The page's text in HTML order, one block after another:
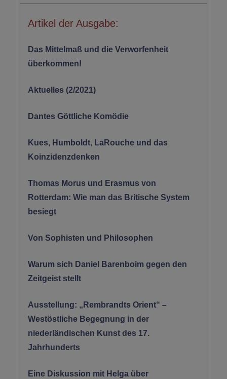
Artikel der Ausgabe:
Das Mittelmaß und die Verworfenheit
überkommen!
Aktuelles (2/2021)
Dantes Göttliche Komödie
Kues, Humboldt, LaRouche und das
Koinzidenzdenken
Thomas Morus und Erasmus von
Rotterdam: Wie man das Britische System
besiegt
Von Sophisten und Philosophen
Warum sich Daniel Barenboim gegen den
Zeitgeist stellt
Ausstellung: „Rembrandts Orient“ –
Westöstliche Begegnung in der
niederländischen Kunst des 17.
Jahrhunderts
Eine Diskussion mit Helga über